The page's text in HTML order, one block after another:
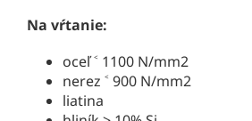
Na vŕtanie:
oceľ ˂ 1100 N/mm2
nerez ˂ 900 N/mm2
liatina